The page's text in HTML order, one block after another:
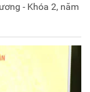
- Khóa 2, năm